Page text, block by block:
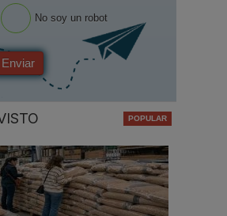
No soy un robot
Enviar